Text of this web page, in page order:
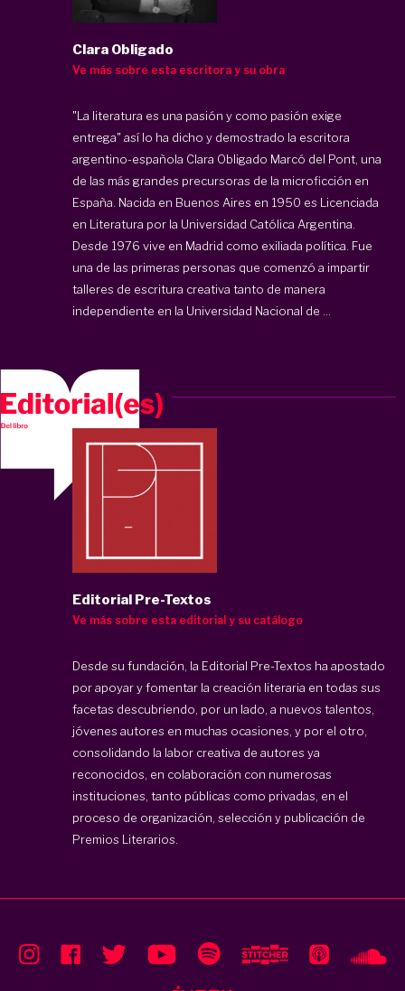
Clara Obligado
Ve más sobre esta escritora y su obra
"La literatura es una pasión y como pasión exige
entrega" así lo ha dicho y demostrado la escritora
argentino-española Clara Obligado Marcó del Pont, una
de las más grandes precursoras de la microficción en
España. Nacida en Buenos Aires en 1950 es Licenciada
en Literatura por la Universidad Católica Argentina.
Desde 1976 vive en Madrid como exiliada política. Fue
una de las primeras personas que comenzó a impartir
talleres de escritura creativa tanto de manera
independiente en la Universidad Nacional de ...
Editorial Pre-Textos
Ve más sobre esta editorial y su catálogo
Desde su fundación, la Editorial Pre-Textos ha apostado
por apoyar y fomentar la creación literaria en todas sus
facetas descubriendo, por un lado, a nuevos talentos,
jóvenes autores en muchas ocasiones, y por el otro,
consolidando la labor creativa de autores ya
reconocidos, en colaboración con numerosas
instituciones, tanto públicas como privadas, en el
proceso de organización, selección y publicación de
Premios Literarios.